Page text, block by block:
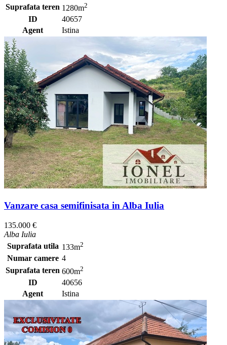
Suprafata teren 1280m2
ID
40657
Agent
Istina
Vanzare casa semifinisata in Alba Iulia
135.000 €
Alba Iulia
Suprafata utila 133m2
Numar camere 4
Suprafata teren 600m2
ID
40656
Agent
Istina